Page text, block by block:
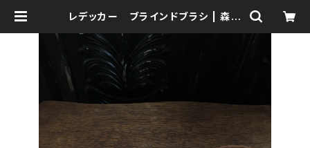
レデッカー ブラインドブラシ | 森の